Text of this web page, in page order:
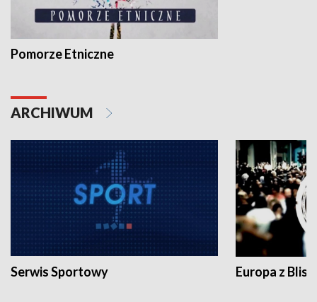
Pomorze Etniczne
ARCHIWUM
Serwis Sportowy Europa z